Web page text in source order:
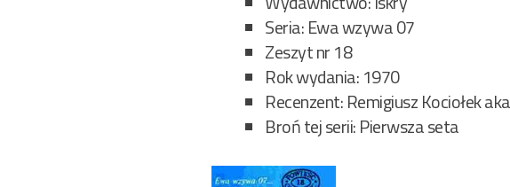
Seria: Ewa wzywa 07
Zeszyt nr 18
Rok wydania: 1970
Recenzent: Remigiusz Kociołek
Broń tej serii: Pierwsza seta